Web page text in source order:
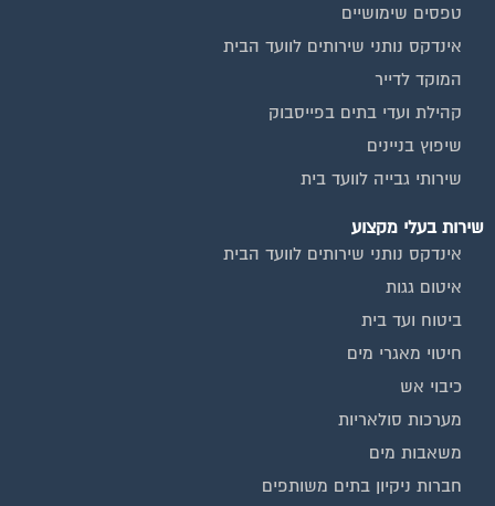
טפסים שימושיים
אינדקס נותני שירותים לוועד הבית
המוקד לדייר
קהילת ועדי בתים בפייסבוק
שיפוץ בניינים
שירותי גבייה לוועד בית
שירות בעלי מקצוע
אינדקס נותני שירותים לוועד הבית
איטום גגות
ביטוח ועד בית
חיטוי מאגרי מים
כיבוי אש
מערכות סולאריות
משאבות מים
חברות ניקיון בתים משותפים